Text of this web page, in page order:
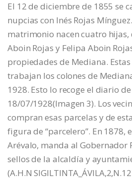
El 12 de diciembre de 1855 se
nupcias con Inés Rojas
matrimonio nacen cuatro hijas,
Aboin Rojas y Felipa Aboin
propiedades de Mediana.
trabajan los colones de
1928. Esto lo recoge el diario
18/07/1928(Imagen 3). Los
compran esas parcelas y de
figura de “parcelero”. En 1878,
Arévalo, manda al Gobernador
sellos de la alcaldía y
(A.H.N